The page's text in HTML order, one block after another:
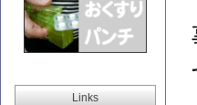
Links